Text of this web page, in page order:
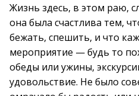
Жизнь здесь, в этом раю,
она была счастлива тем,
бежать, спешить, и что
мероприятие — будь то
обеды или ужины,
удовольствие. Не было